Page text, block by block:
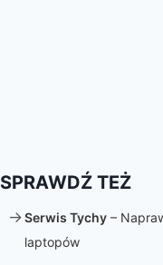
SPRAWDŹ TEŻ
Serwis Tychy–
laptopów